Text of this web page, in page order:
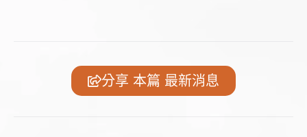
分享 本篇 最新消息